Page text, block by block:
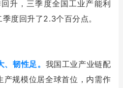
升，三季度全国工业产能利
度回升了2.3个百分点。
韧性足。 我国工业产业链配
规模位居全球首位，内需作